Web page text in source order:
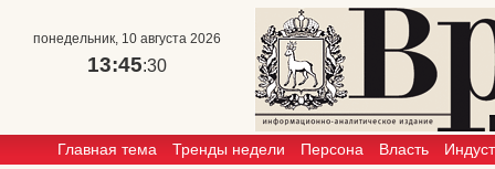
понедельник, 10 августа 2026
13:45:30
Главная тема Тренды недели Персона Власть